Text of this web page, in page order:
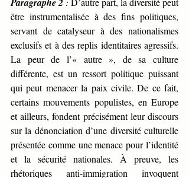
être instrumentalisée à des fins politiques,
servant de catalyseur à des nationalismes
exclusifs et à des replis identitaires agressifs.
La peur de l’« autre », de sa culture
différente, est un ressort politique puissant
qui peut menacer la paix civile. De ce fait,
certains mouvements populistes, en Europe
et ailleurs, fondent précisément leur discours
sur la dénonciation d’une diversité culturelle
présentée comme une menace pour l’identité
et la sécurité nationales. À preuve, les
rhétoriques anti-immigration invoquent